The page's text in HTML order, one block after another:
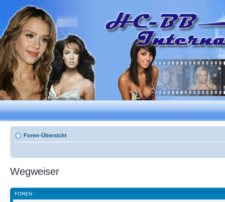
Foren-Übersicht
Wegweiser
FOREN